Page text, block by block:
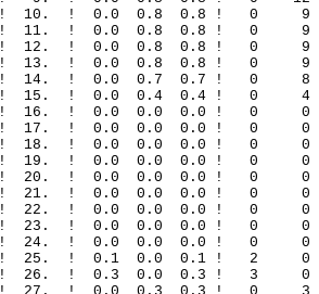
! 10. ! 0.0 0.8 0.8 !
! 11. ! 0.0 0.8 0.8 !
! 12. ! 0.0 0.8 0.8 !
! 13. ! 0.0 0.8 0.8 !
! 14. ! 0.0 0.7 0.7 !
! 15. ! 0.0 0.4 0.4 !
! 16. ! 0.0 0.0 0.0 !
! 17. ! 0.0 0.0 0.0 !
! 18. ! 0.0 0.0 0.0 !
! 19. ! 0.0 0.0 0.0
! 20. ! 0.0 0.0 0.0
! 21. ! 0.0 0.0 0.0 !
! 22. ! 0.0 0.0 0.0 !
! 23. ! 0.0 0.0 0.0 !
! 24. ! 0.0 0.0 0.0 !
! 25. ! 0.1 0.0 0.1 !
! 26. ! 0.3 0.0 0.3 !